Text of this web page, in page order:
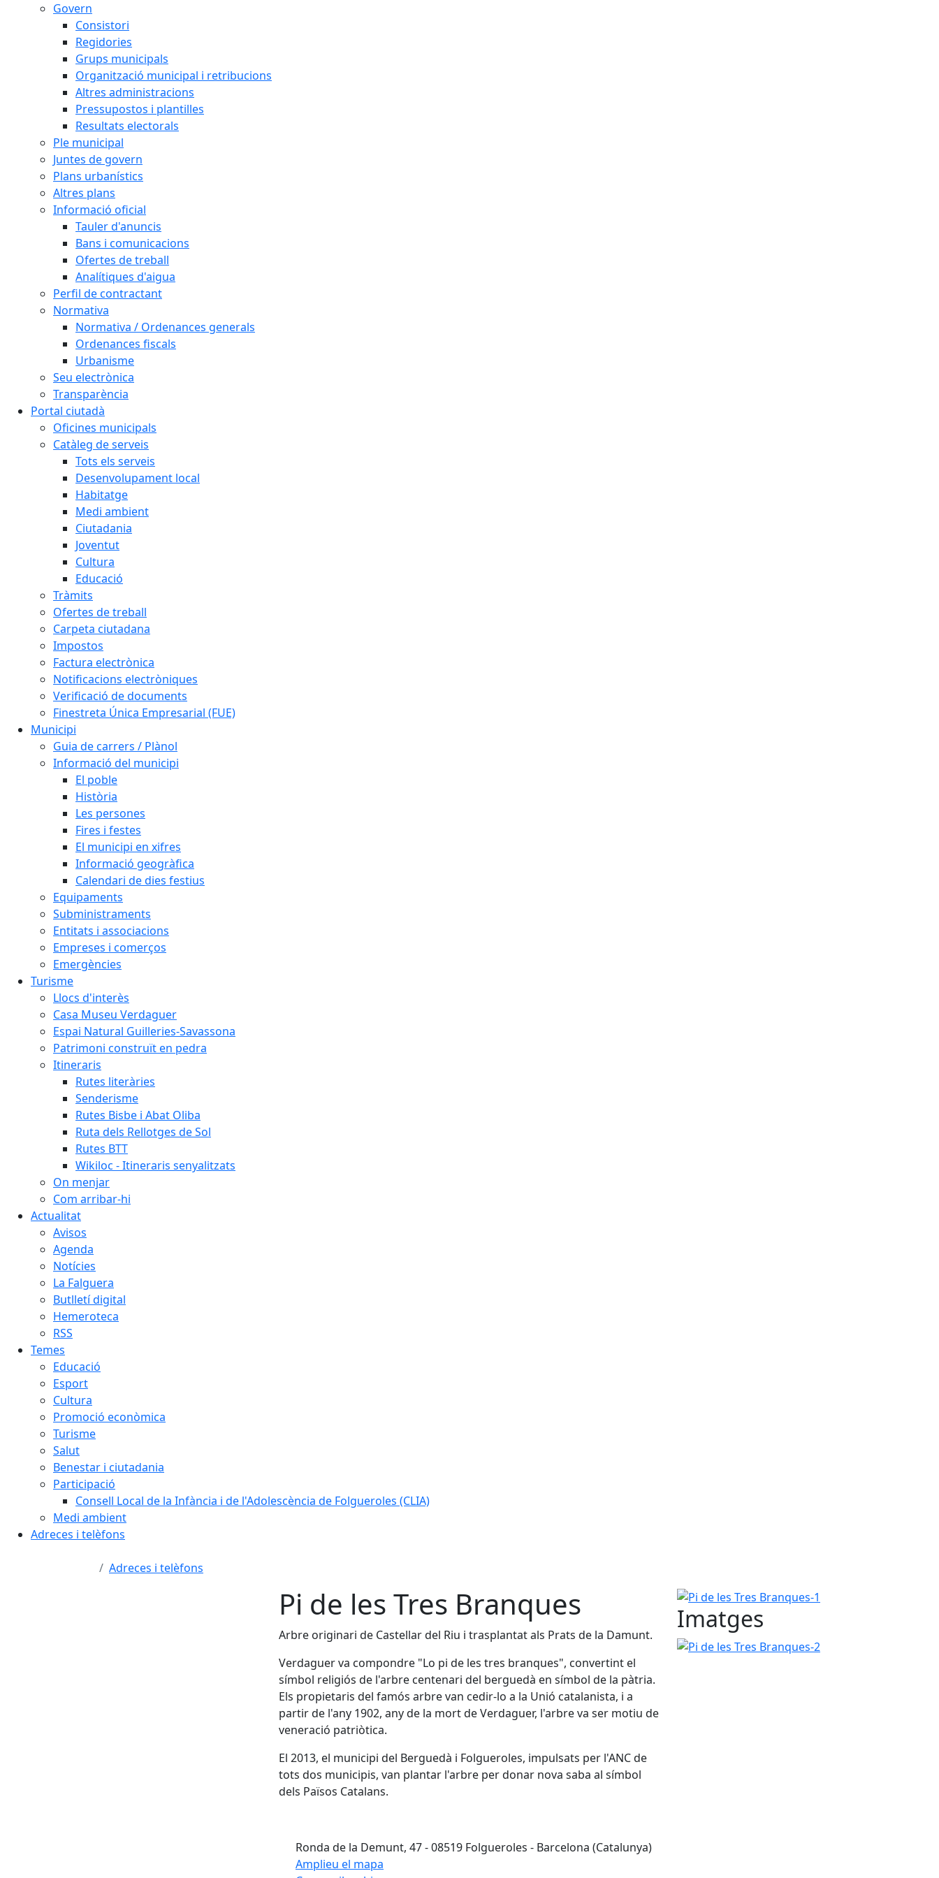
Govern
Consistori
Regidories
Grups municipals
Organització municipal i retribucions
Altres administracions
Pressupostos i plantilles
Resultats electorals
Ple municipal
Juntes de govern
Plans urbanístics
Altres plans
Informació oficial
Tauler d'anuncis
Bans i comunicacions
Ofertes de treball
Analítiques d'aigua
Perfil de contractant
Normativa
Normativa / Ordenances generals
Ordenances fiscals
Urbanisme
Seu electrònica
Transparència
Portal ciutadà
Oficines municipals
Catàleg de serveis
Tots els serveis
Desenvolupament local
Habitatge
Medi ambient
Ciutadania
Joventut
Cultura
Educació
Tràmits
Ofertes de treball
Carpeta ciutadana
Impostos
Factura electrònica
Notificacions electròniques
Verificació de documents
Finestreta Única Empresarial (FUE)
Municipi
Guia de carrers / Plànol
Informació del municipi
El poble
Història
Les persones
Fires i festes
El municipi en xifres
Informació geogràfica
Calendari de dies festius
Equipaments
Subministraments
Entitats i associacions
Empreses i comerços
Emergències
Turisme
Llocs d'interès
Casa Museu Verdaguer
Espai Natural Guilleries-Savassona
Patrimoni construït en pedra
Itineraris
Rutes literàries
Senderisme
Rutes Bisbe i Abat Oliba
Ruta dels Rellotges de Sol
Rutes BTT
Wikiloc - Itineraris senyalitzats
On menjar
Com arribar-hi
Actualitat
Avisos
Agenda
Notícies
La Falguera
Butlletí digital
Hemeroteca
RSS
Temes
Educació
Esport
Cultura
Promoció econòmica
Turisme
Salut
Benestar i ciutadania
Participació
Consell Local de la Infància i de l'Adolescència de Folgueroles (CLIA)
Medi ambient
Adreces i telèfons
Adreces i telèfons
Pi de les Tres Branques
Arbre originari de Castellar del Riu i trasplantat als Prats de la Damunt.
Verdaguer va compondre "Lo pi de les tres branques", convertint el
símbol religiós de l'arbre centenari del berguedà en símbol de la pàtria.
Els propietaris del famós arbre van cedir-lo a la Unió catalanista, i a
partir de l'any 1902, any de la mort de Verdaguer, l'arbre va ser motiu de
veneració patriòtica.
El 2013, el municipi del Berguedà i Folgueroles, impulsats per l'ANC de
tots dos municipis, van plantar l'arbre per donar nova saba al símbol
dels Països Catalans.
Ronda de la Demunt, 47 - 08519 Folgueroles - Barcelona (Catalunya)
Amplieu el mapa
Pi de les Tres Branques-1
Imatges
Pi de les Tres Branques-2